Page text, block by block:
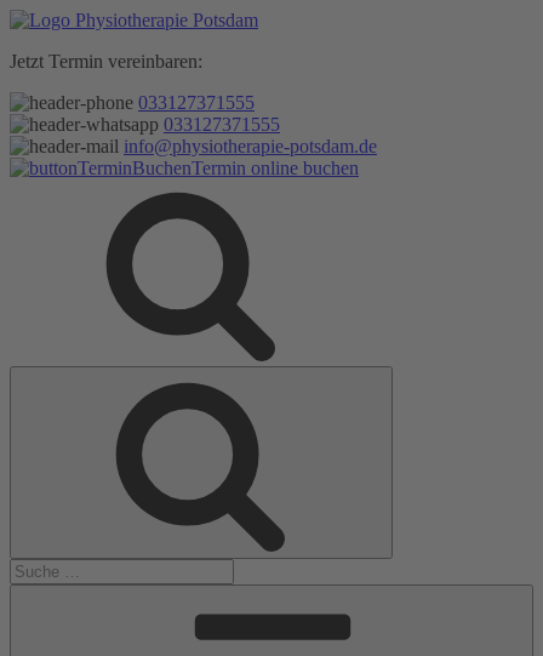
Zum
springen
Jetzt Termin vereinbaren:
033127371555
033127371555
info@physiotherapie-potsdam.de
Termin online buchen